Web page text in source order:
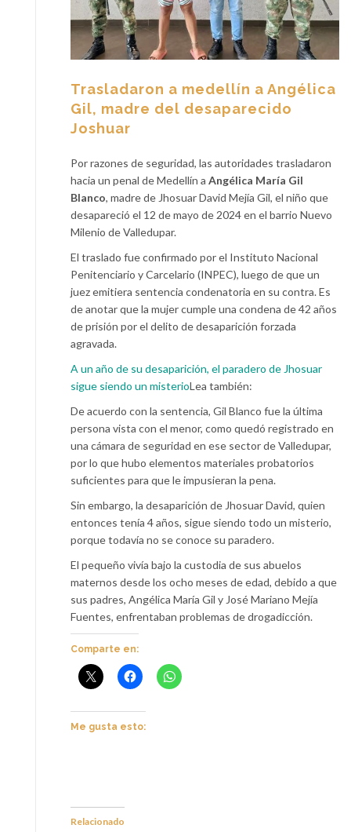
Trasladaron a medellín a Angélica
Gil, madre del desaparecido
Joshuar
Por razones de seguridad, las autoridades trasladaron
hacia un penal de Medellín a Angélica María Gil
Blanco, madre de Jhosuar David Mejía Gil, el niño que
desapareció el 12 de mayo de 2024 en el barrio Nuevo
Milenio de Valledupar.
El traslado fue confirmado por el Instituto Nacional
Penitenciario y Carcelario (INPEC), luego de que un
juez emitiera sentencia condenatoria en su contra. Es
de anotar que la mujer cumple una condena de 42 años
de prisión por el delito de desaparición forzada
agravada.
A un año de su desaparición, el paradero de Jhosuar
sigue siendo un misterioLea también:
De acuerdo con la sentencia, Gil Blanco fue la última
persona vista con el menor, como quedó registrado en
una cámara de seguridad en ese sector de Valledupar,
por lo que hubo elementos materiales probatorios
suficientes para que le impusieran la pena.
Sin embargo, la desaparición de Jhosuar David, quien
entonces tenía 4 años, sigue siendo todo un misterio,
porque todavía no se conoce su paradero.
El pequeño vivía bajo la custodia de sus abuelos
maternos desde los ocho meses de edad, debido a que
sus padres, Angélica María Gil y José Mariano Mejía
Fuentes, enfrentaban problemas de drogadicción.
Comparte en:
Me gusta esto:
Relacionado